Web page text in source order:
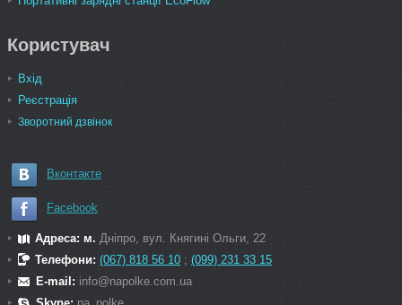
Користувач
Вхід
Реєстрація
Зворотний дзвінок
Вконтакте
Facebook
Адреса: м. Дніпро, вул. Княгині Ольги, 22
Телефони: (067) 818 56 10 ; (099) 231 33 15
E-mail: info@napolke.com.ua